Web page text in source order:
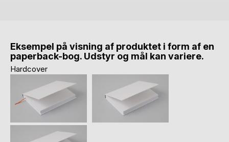
Eksempel på visning af produktet i form af en
paperback-bog. Udstyr og mål kan variere.
Hardcover